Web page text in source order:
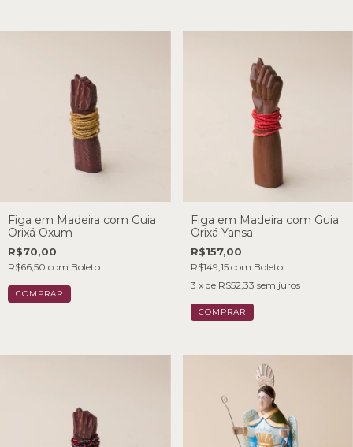
Figa em Madeira com Guia
Orixá Oxum
R$70,00
R$66,50 com Boleto
Figa em Madeira com Guia
Orixá Yansa
R$157,00
R$149,15 com Boleto
3 x de R$52,33 sem juros